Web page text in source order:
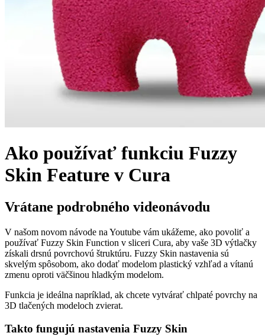
Ako používať funkciu Fuzzy
Skin Feature v Cura
Vrátane podrobného videonávodu
V našom novom návode na Youtube vám ukážeme, ako povoliť a
používať Fuzzy Skin Function v sliceri Cura, aby vaše 3D výtlačky
získali drsnú povrchovú štruktúru. Fuzzy Skin nastavenia sú
skvelým spôsobom, ako dodať modelom plastický vzhľad a vítanú
zmenu oproti väčšinou hladkým modelom.
Funkcia je ideálna napríklad, ak chcete vytvárať chlpaté povrchy na
3D tlačených modeloch zvierat.
Takto fungujú nastavenia Fuzzy Skin